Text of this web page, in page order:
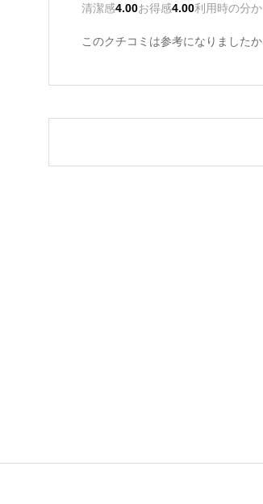
清潔感4.00お得感4.00利用時の分
このクチコミは参考になりましたか